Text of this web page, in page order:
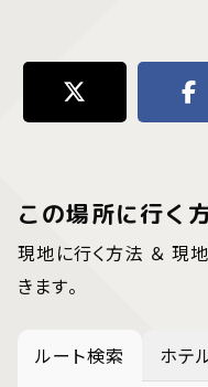
この場所に行く
現地に行く方法 ＆ 現
きます。
ルート検索 ホテ